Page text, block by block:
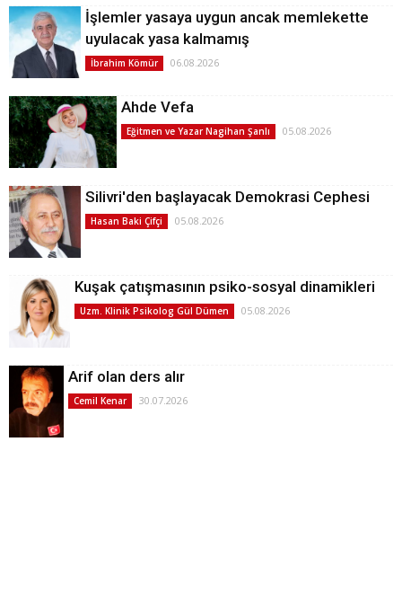
İşlemler yasaya uygun ancak memlekette
uyulacak yasa kalmamış
İbrahim Kömür 06.08.2026
Ahde Vefa
Eğitmen ve Yazar Nagihan Şanlı 05.08.2026
Silivri'den başlayacak Demokrasi Cephesi
Hasan Baki Çifçi 05.08.2026
Kuşak çatışmasının psiko-sosyal dinamikleri
Uzm. Klinik Psikolog Gül Dümen 05.08.2026
Arif olan ders alır
Cemil Kenar 30.07.2026